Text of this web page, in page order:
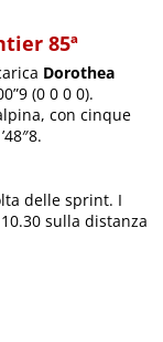
85ª
Dorothea
(0 0 0 0).
con cinque
delle sprint. I
sulla distanza